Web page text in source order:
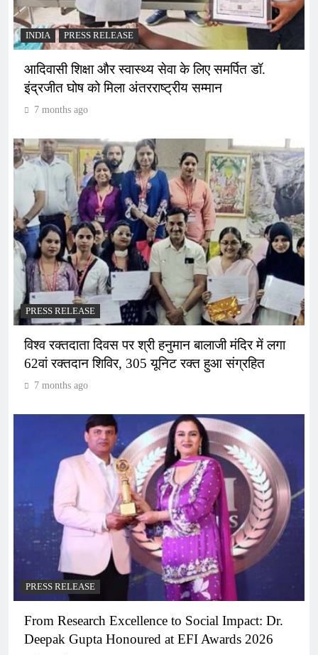
INDIA PRESS RELEASE
आदिवासी शिक्षा और स्वास्थ्य सेवा के लिए समर्पित डॉ.
इंद्रजीत घोष को मिला अंतरराष्ट्रीय सम्मान
7 months ago
PRESS RELEASE
विश्व रक्तदाता दिवस पर श्री हनुमान बालाजी मंदिर में लगा
62वां रक्तदान शिविर, 305 यूनिट रक्त हुआ संग्रहित
7 months ago
PRESS RELEASE
From Research Excellence to Social Impact: Dr.
Deepak Gupta Honoured at EFI Awards 2026